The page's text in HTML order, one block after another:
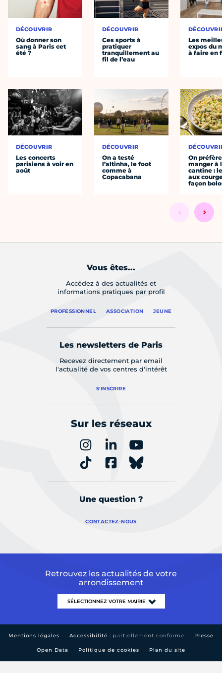
DÉCOUVRIR
Où donner son
sang à Paris cet
été ?
DÉCOUVRIR
Les concerts
parisiens à voir en
août
DÉCOUVRIR
Ces sports à
pratiquer
tranquillement au
fil de l’eau
DÉCOUVRIR
On a testé
l’altinha, le foot
comme à
Copacabana
Les
expos du
à faire en
On préfère
manger à
cantine :
aux
façon
Vous êtes...
Accédez à des actualités et
informations pratiques par profil
PROFESSIONNEL ASSOCIATION JEUNE
Les newsletters de Paris
Recevez directement par email
l'actualité de vos centres d'intérêt
S'INSCRIRE
Sur les réseaux
Une question ?
CONTACTEZ-NOUS
Retrouvez les actualités de votre
arrondissement
Mentions légales Accessibilité : partiellement conforme Presse
Open Data Politique de cookies Plan du site